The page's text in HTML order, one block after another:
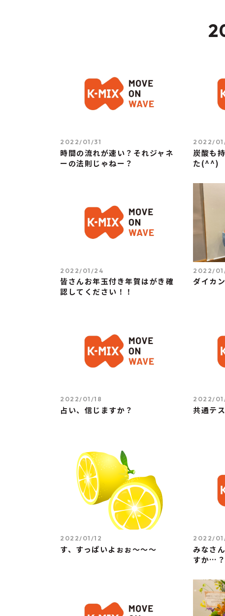
2022/01/31
時間の流れが速い？それジャネ
ーの法則じゃねー？
2022/
炭酸も
た(^^)
2022/01/24
皆さんお年玉付き年賀はがき確
認してください！！
2022/
ダイカ
2022/01/18
占い、信じますか？
2022/
共通テ
2022/01/12
す、すっぱいよぉぉ～～～
2022/
みなさ
すか…？